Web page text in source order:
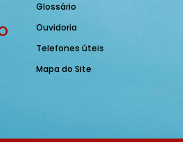
Glossário
Ouvidoria
Telefones úteis
Mapa do Site